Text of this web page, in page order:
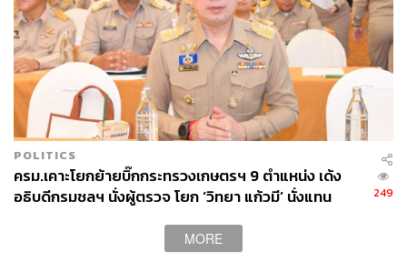
POLITICS
ครม.เคาะโยกย้ายบิ๊กกระทรวงเกษตรฯ 9 ตำแหน่ง เด้ง
อธิบดีกรมชลฯ นั่งผู้ตรวจ โยก ‘วิทยา แก้วมี’ นั่งแทน
249
MORE